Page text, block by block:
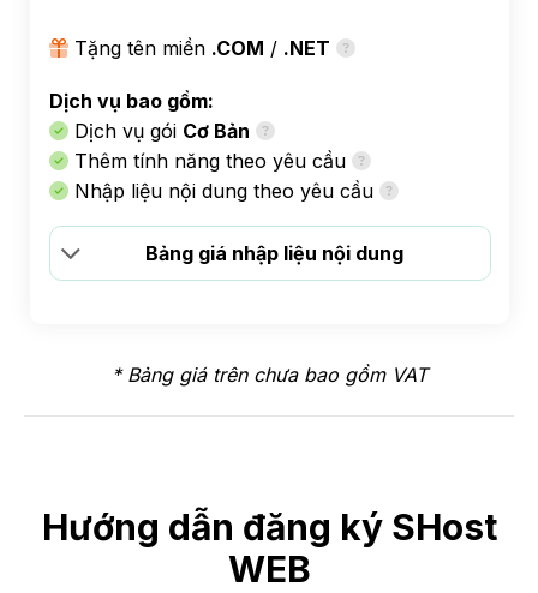
Tặng tên miền .COM / .NET
Dịch vụ bao gồm:
Dịch vụ gói Cơ Bản
Thêm tính năng theo yêu cầu
Nhập liệu nội dung theo yêu cầu
Bảng giá nhập liệu nội dung
* Bảng giá trên chưa bao gồm VAT
Hướng dẫn đăng ký SHost
WEB